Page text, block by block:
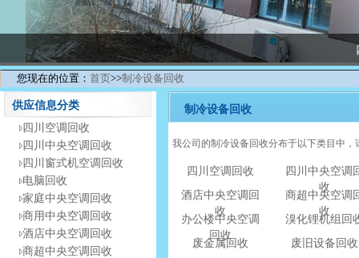
您现在的位置： 首页>>制冷设备回收
供应信息分类
四川空调回收
四川中央空调回收
四川窗式机空调回收
电脑回收
家庭中央空调回收
商用中央空调回收
酒店中央空调回收
商超中央空调回收
制冷设备回收
我公司的制冷设备回收分布于以下类目中，
四川空调回收
四川中央空调
收
酒店中央空调回
收
商超中央空调
收
办公楼中央空调
回收
溴化锂机组回
废金属回收
废旧设备回收